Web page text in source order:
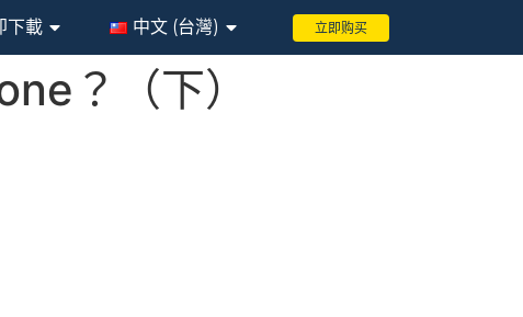
下載 中文 (台灣) 立即购买
？（下）